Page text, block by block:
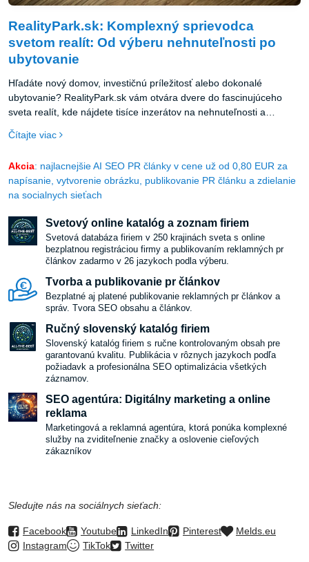
RealityPark.sk: Komplexný sprievodca
svetom realít: Od výberu nehnuteľnosti po
ubytovanie
Hľadáte nový domov, investičnú príležitosť alebo dokonalé
ubytovanie? RealityPark.sk vám otvára dvere do fascinujúceho
sveta realít, kde nájdete tisíce inzerátov na nehnuteľnosti a
Čítajte viac
Akcia: najlacnejšie AI SEO PR články v cene už od 0,80 EUR za
napísanie, vytvorenie obrázku, publikovanie PR článku a zdielanie
na socialnych sieťach
Svetový online katalóg a zoznam firiem
Svetová databáza firiem v 250 krajinách sveta s online
bezplatnou registráciou firmy a publikovaním reklamných pr
článkov zadarmo v 26 jazykoch podla výberu.
Tvorba a publikovanie pr článkov
Bezplatné aj platené publikovanie reklamných pr článkov a
správ. Tvora SEO obsahu a článkov.
Ručný slovenský katalóg firiem
Slovenský katalóg firiem s ručne kontrolovaným obsah pre
garantovanú kvalitu. Publikácia v rôznych jazykoch podľa
požiadavk a profesionálna SEO optimalizácia všetkých
záznamov.
SEO agentúra: Digitálny marketing a online
reklama
Marketingová a reklamná agentúra, ktorá ponúka komplexné
služby na zviditeľnenie značky a oslovenie cieľových
zákazníkov
Sledujte nás na sociálnych sieťach:
Facebook Youtube LinkedIn Pinterest
Melds.eu
Instagram
TikTok Twitter